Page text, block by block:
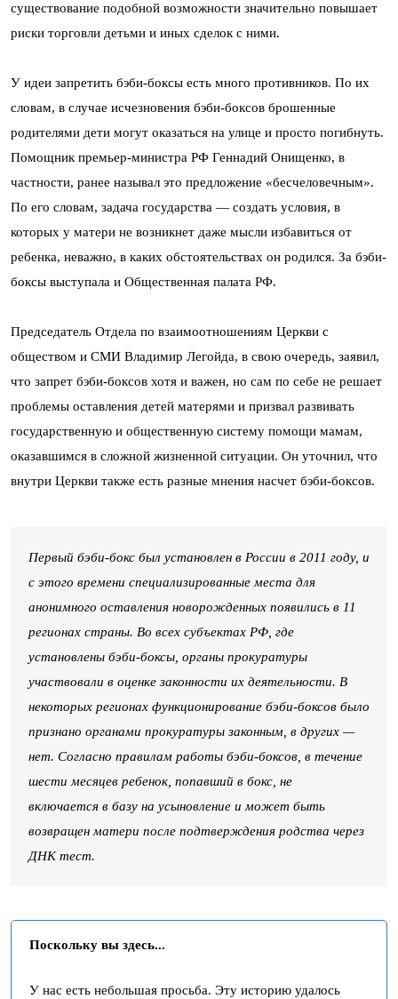
существование подобной возможности значительно повышает
риски торговли детьми и иных сделок с ними.
У идеи запретить бэби-боксы есть много противников. По их
словам, в случае исчезновения бэби-боксов брошенные
родителями дети могут оказаться на улице и просто погибнуть.
Помощник премьер-министра РФ Геннадий Онищенко, в
частности, ранее называл это предложение «бесчеловечным».
По его словам, задача государства — создать условия, в
которых у матери не возникнет даже мысли избавиться от
ребенка, неважно, в каких обстоятельствах он родился. За бэби-
боксы выступала и Общественная палата РФ.
Председатель Отдела по взаимоотношениям Церкви с
обществом и СМИ Владимир Легойда, в свою очередь, заявил,
что запрет бэби-боксов хотя и важен, но сам по себе не решает
проблемы оставления детей матерями и призвал развивать
государственную и общественную систему помощи мамам,
оказавшимся в сложной жизненной ситуации. Он уточнил, что
внутри Церкви также есть разные мнения насчет бэби-боксов.
Первый бэби-бокс был установлен в России в 2011 году, и
с этого времени специализированные места для
анонимного оставления новорожденных появились в 11
регионах страны. Во всех субъектах РФ, где
установлены бэби-боксы, органы прокуратуры
участвовали в оценке законности их деятельности. В
некоторых регионах функционирование бэби-боксов было
признано органами прокуратуры законным, в других —
нет. Согласно правилам работы бэби-боксов, в течение
шести месяцев ребенок, попавший в бокс, не
включается в базу на усыновление и может быть
возвращен матери после подтверждения родства через
ДНК тест.
Поскольку вы здесь...
У нас есть небольшая просьба. Эту историю удалось